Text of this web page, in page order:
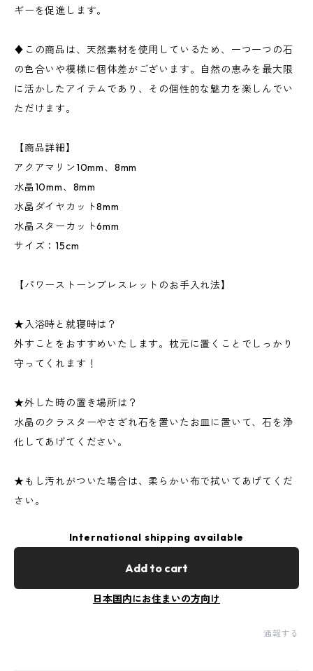
ギーを促進します。
♦この商品は、天然素材を使用しているため、一つ一つの石
の色合いや模様に個体差がございます。自然の恵みを最大限
に活かしたアイテムであり、その個性的な魅力を楽しんでい
ただけます。
【商品詳細】
アクアマリン10mm、8mm
水晶10mm、8mm
水晶ダイヤカット8mm
水晶スターカット6mm
サイズ：15cm
【パワーストーンブレスレットのお手入れ法】
★入浴時と就寝時は？
外すことをおすすめいたします。枕元に置くことでしっかり
守ってくれます！
★外した時の置き場所は？
水晶のクラスターやさざれ石を置いたお皿に置いて、石を浄
化してあげてください。
★もし汚れがついた場合は、柔らかい布で拭いてあげてくだ
さい。
International shipping available
Add to cart
日本国内にお住まいの方向け
通報する